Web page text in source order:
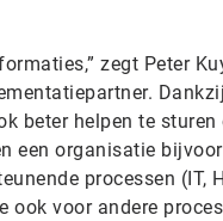
zegt Peter
beter helpen te
een organisatie
processen (IT,
voor andere